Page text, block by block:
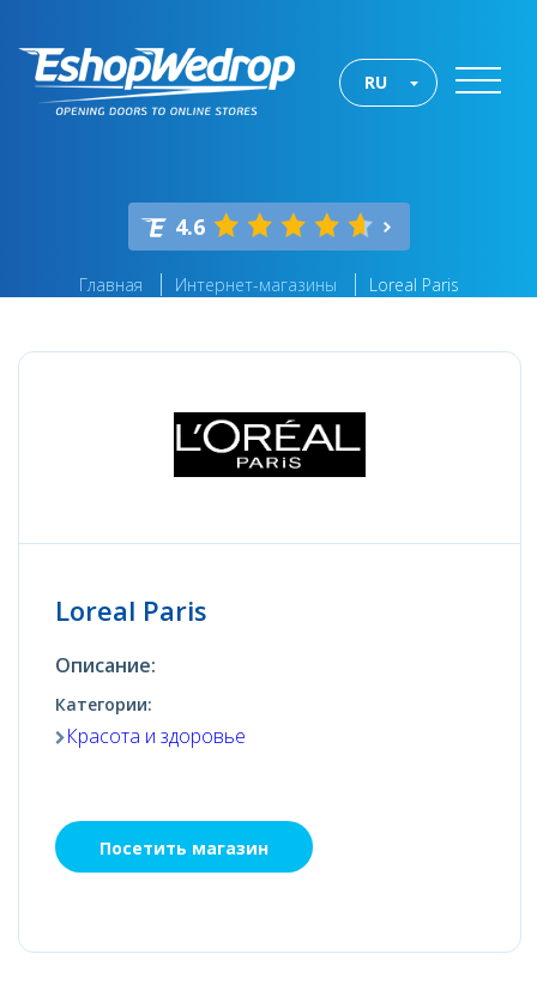
RU
4.6
Главная Интернет-магазины Loreal Paris
Loreal Paris
Описание:
Категории:
Красота и здоровье
Посетить магазин